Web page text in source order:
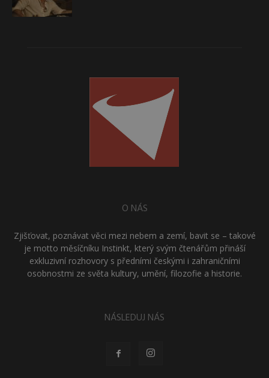
O NÁS
Zjišťovat, poznávat věci mezi nebem a zemí, bavit se – takové
je motto měsíčníku Instinkt, který svým čtenářům přináší
exkluzivní rozhovory s předními českými i zahraničními
osobnostmi ze světa kultury, umění, filozofie a historie.
NÁSLEDUJ NÁS